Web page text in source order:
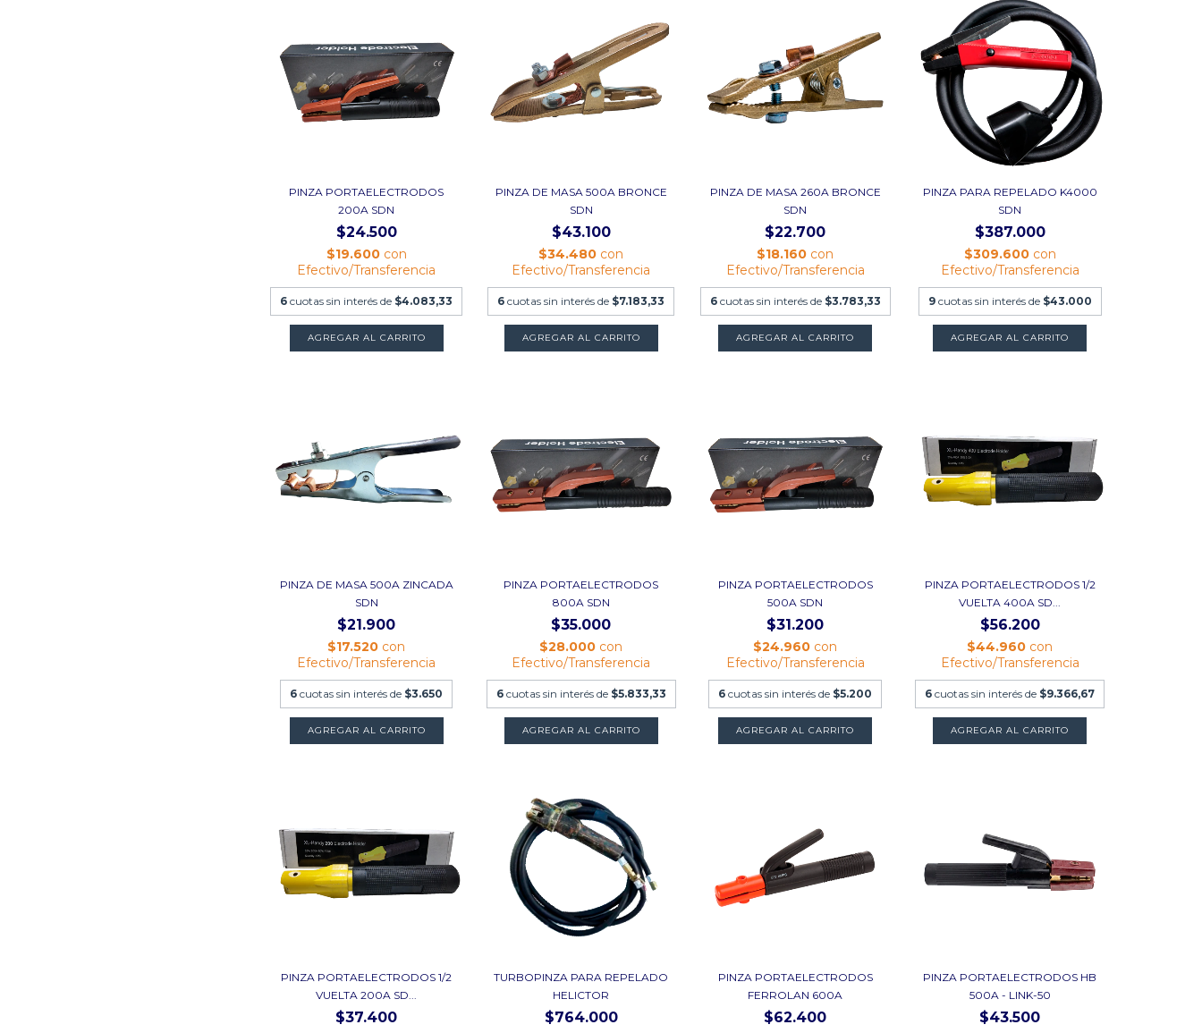
PINZA PORTAELECTRODOS
200A SDN
$24.500
$19.600 con
Efectivo/Transferencia
6 cuotas sin interés de $4.083,33
PINZA DE MASA 500A BRONCE
SDN
$43.100
$34.480 con
Efectivo/Transferencia
6 cuotas sin interés de $7.183,33
PINZA DE MASA 260A BRONCE
SDN
$22.700
$18.160 con
Efectivo/Transferencia
6 cuotas sin interés de $3.783,33
PINZA PARA REPELADO K4000
SDN
$387.000
$309.600 con
Efectivo/Transferencia
9 cuotas sin interés de $43.000
PINZA DE MASA 500A ZINCADA
SDN
$21.900
$17.520 con
Efectivo/Transferencia
6 cuotas sin interés de $3.650
PINZA PORTAELECTRODOS
800A SDN
$35.000
$28.000 con
Efectivo/Transferencia
6 cuotas sin interés de $5.833,33
PINZA PORTAELECTRODOS
500A SDN
$31.200
$24.960 con
Efectivo/Transferencia
6 cuotas sin interés de $5.200
PINZA PORTAELECTRODOS 1/2
VUELTA 400A SD...
$56.200
$44.960 con
Efectivo/Transferencia
6 cuotas sin interés de $9.366,67
PINZA PORTAELECTRODOS 1/2
VUELTA 200A SD...
$37.400
TURBOPINZA PARA REPELADO
HELICTOR
$764.000
PINZA PORTAELECTRODOS
FERROLAN 600A
$62.400
PINZA PORTAELECTRODOS HB
500A - LINK-50
$43.500